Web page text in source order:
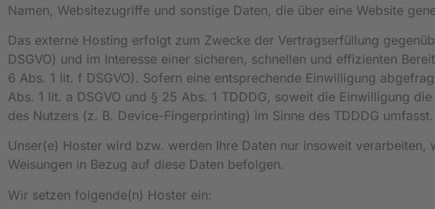
Namen, Websitezugriffe und sonstige Daten, die über eine Website
Das externe Hosting erfolgt zum Zwecke der Vertragserfüllung
DSGVO) und im Interesse einer sicheren, schnellen und effizienten
6 Abs. 1 lit. f DSGVO). Sofern eine entsprechende Einwilligung
Abs. 1 lit. a DSGVO und § 25 Abs. 1 TDDDG, soweit die Einwilligung
des Nutzers (z. B. Device-Fingerprinting) im Sinne des TDDDG
Unser(e) Hoster wird bzw. werden Ihre Daten nur insoweit
Weisungen in Bezug auf diese Daten befolgen.
Wir setzen folgende(n) Hoster ein: